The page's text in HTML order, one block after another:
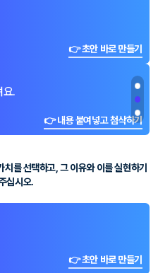
👉 초안 바로 만들기
요.
👉 내용 붙여넣고 첨삭하기
를 선택하고, 그 이유와 이를 실현하기
십시오.
👉 초안 바로 만들기